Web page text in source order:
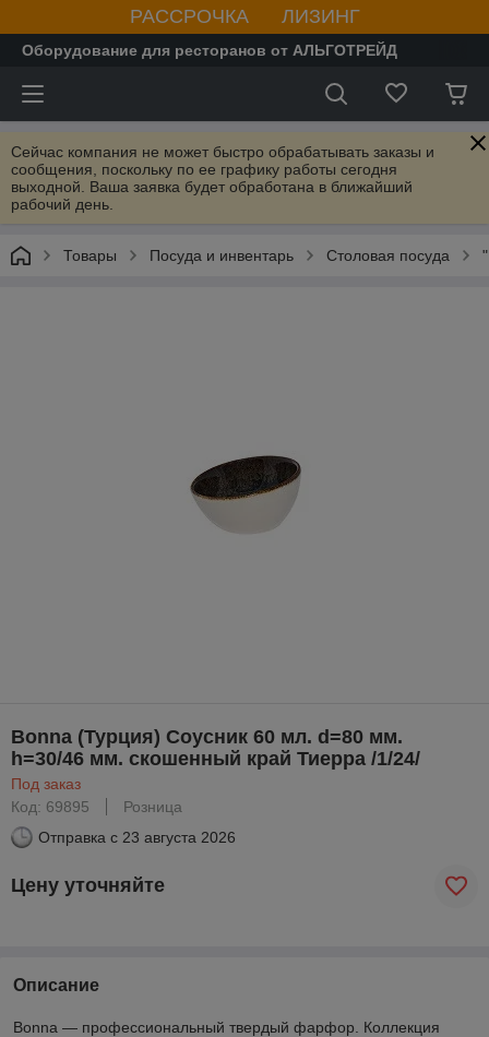
РАССРОЧКА ЛИЗИНГ
Оборудование для ресторанов от АЛЬГОТРЕЙД
Сейчас компания не может быстро обрабатывать заказы и
сообщения, поскольку по ее графику работы сегодня
выходной. Ваша заявка будет обработана в ближайший
рабочий день.
Товары Посуда и инвентарь Столовая посуда
Bonna (Турция) Соусник 60 мл. d=80 мм.
h=30/46 мм. скошенный край Тиерра /1/24/
Под заказ
Код: 69895
Розница
Отправка с 23 августа 2026
Цену уточняйте
Описание
Bonna — профессиональный твердый фарфор. Коллекция